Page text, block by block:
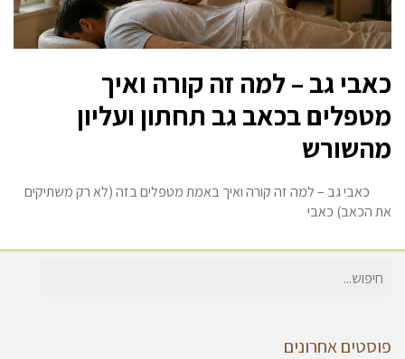
גב – למה זה קורה ואיך
בכאב גב תחתון ועליון
גב – למה זה קורה ואיך באמת מטפלים בזה (לא רק משתיקים
הכאב) כאבי
אחרונים